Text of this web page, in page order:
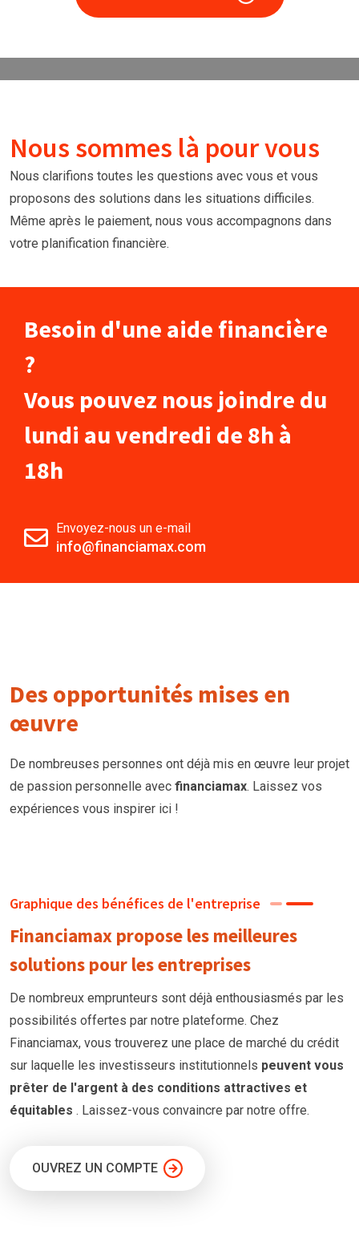
Nous sommes là pour vous
Nous clarifions toutes les questions avec vous et vous
proposons des solutions dans les situations difficiles.
Même après le paiement, nous vous accompagnons dans
votre planification financière.
Besoin d'une aide financière
?
Vous pouvez nous joindre du
lundi au vendredi de 8h à
18h
Envoyez-nous un e-mail
info@financiamax.com
Des opportunités mises en
œuvre
De nombreuses personnes ont déjà mis en œuvre leur projet
de passion personnelle avec financiamax. Laissez vos
expériences vous inspirer ici !
Graphique des bénéfices de l'entreprise
Financiamax propose les meilleures
solutions pour les entreprises
De nombreux emprunteurs sont déjà enthousiasmés par les
possibilités offertes par notre plateforme. Chez
Financiamax, vous trouverez une place de marché du crédit
sur laquelle les investisseurs institutionnels peuvent vous
prêter de l'argent à des conditions attractives et
équitables . Laissez-vous convaincre par notre offre.
OUVREZ UN COMPTE